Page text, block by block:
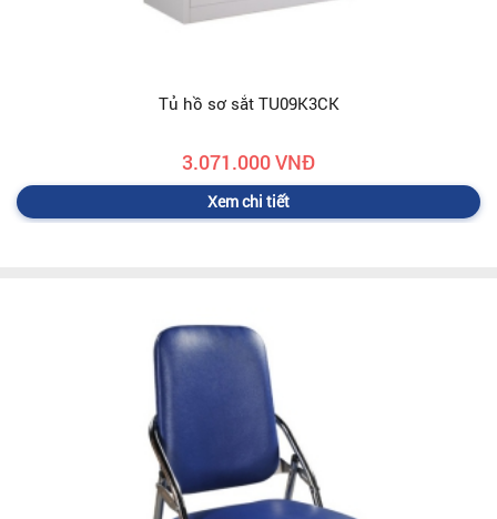
Tủ hồ sơ sắt TU09K3CK
3.071.000 VNĐ
Xem chi tiết